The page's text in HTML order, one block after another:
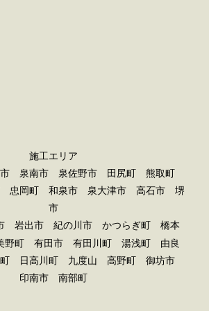
施工エリア
市 泉南市 泉佐野市 田尻町 熊取町
忠岡町 和泉市 泉大津市 高石市 堺
市
市 岩出市 紀の川市 かつらぎ町 橋本
町 有田市 有田川町 湯浅町 由良
日高川町 九度山 高野町 御坊市
印南市 南部町